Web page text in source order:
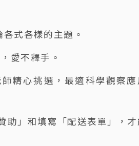
式各樣的主題。
愛不釋手。
精心挑選，最適科學觀察
助」和填寫「配送表單」，